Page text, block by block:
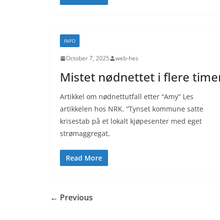
INFO
October 7, 2025 web-hes
Mistet nødnettet i flere
Artikkel om nødnettutfall etter “Amy” Les
artikkelen hos NRK. “Tynset kommune satte
krisestab på et lokalt kjøpesenter med eget
strømaggregat,
Read More
← Previous